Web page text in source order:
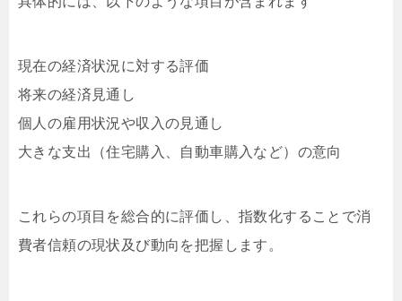
現在の経済状況に対する評価
将来の経済見通し
個人の雇用状況や収入の見通し
大きな支出（住宅購入、自動車購入など）の意向
これらの項目を総合的に評価し、指数化することで消
費者信頼の現状及び動向を把握します。